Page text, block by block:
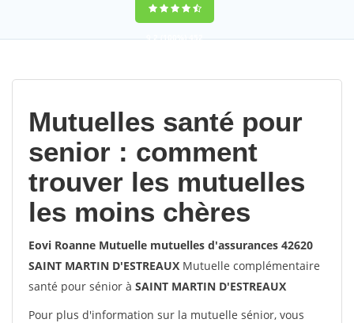
9,2(100%)452
Mutuelles santé pour
senior : comment
trouver les mutuelles
les moins chères
Eovi Roanne Mutuelle mutuelles d'assurances 42620
SAINT MARTIN D'ESTREAUX Mutuelle complémentaire
santé pour sénior à SAINT MARTIN D'ESTREAUX
Pour plus d'information sur la mutuelle sénior, vous